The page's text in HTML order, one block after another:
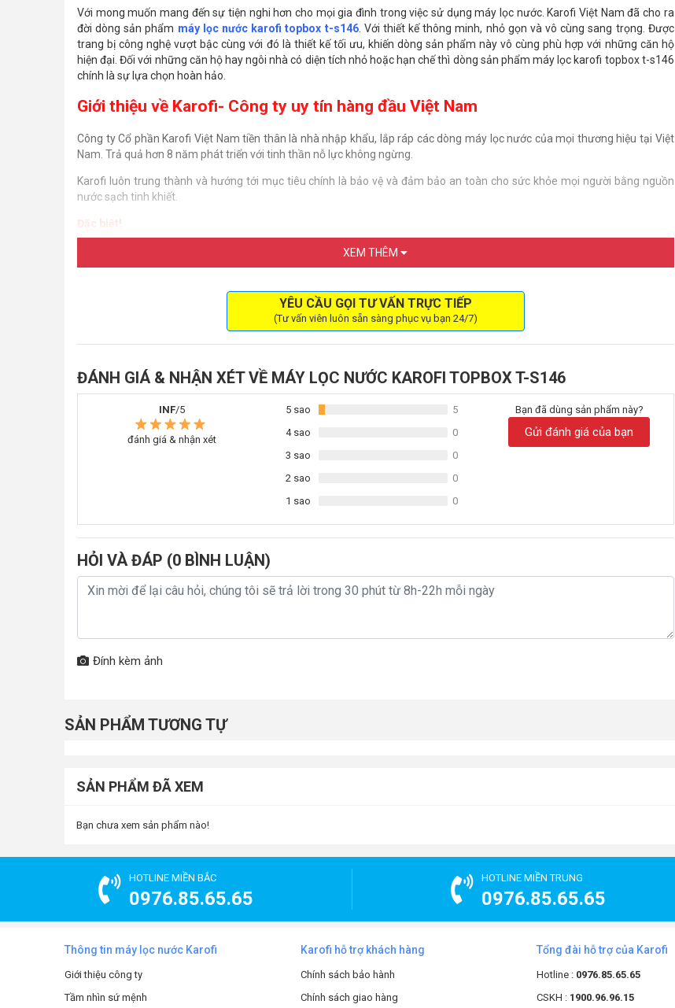
Với mong muốn mang đến sự tiện nghi hơn cho mọi gia đình trong việc sử dụng máy lọc nước. Karofi Việt Nam đã cho ra
đời dòng sản phẩm máy lọc nước karofi topbox t-s146. Với thiết kế thông minh, nhỏ gọn và vô cùng sang trọng. Được
trang bị công nghệ vượt bậc cùng với đó là thiết kế tối ưu, khiến dòng sản phẩm này vô cùng phù hợp với những căn hộ
hiện đại. Đối với những căn hộ hay ngôi nhà có diện tích nhỏ hoặc hạn chế thì dòng sản phẩm máy lọc karofi topbox t-s146
chính là sự lựa chọn hoàn hảo.
Giới thiệu về Karofi- Công ty uy tín hàng đầu Việt Nam
Công ty Cổ phần Karofi Việt Nam tiền thân là nhà nhập khẩu, lắp ráp các dòng máy lọc nước của mọi thương hiệu tại Việt
Nam. Trả quả hơn 8 năm phát triển với tinh thần nỗ lực không ngừng.
Karofi luôn trung thành và hướng tới mục tiêu chính là bảo vệ và đảm bảo an toàn cho sức khỏe mọi người bằng nguồn
nước sạch tinh khiết.
Đặc biệt!
Các sản phẩm mà công ty sản xuất đã đạt nhiều giải thưởng cao quý được nhà nước công nhận. Trải quả nhiều quy trình
kiệm duyệt gắt gao, Karofi là thương hiệu đầu tiên và duy nhất đạt chứng nhậnQCVN 6-1: 2010/BYTdo Viện Sức Khỏe
Nhà máy lọc nước Karofi
bạn và gia đình những dòng máy hiện đại và tiên tiến nhất.
Dòng máy lọc Karofi Topbox T-s146 là một trong các sản phẩm thông minh được Karofi ra mắt với
XEM THÊM
YÊU CẦU GỌI TƯ VẤN TRỰC TIẾP
(Tư vấn viên luôn sẵn sàng phục vụ bạn 24/7)
ĐÁNH GIÁ & NHẬN XÉT VỀ MÁY LỌC NƯỚC KAROFI TOPBOX T-S146
INF/5
đánh giá & nhận xét
5 sao
5
4 sao
0
3 sao
0
2 sao
0
1 sao
0
Bạn đã dùng sản phẩm này?
Gửi đánh giá của bạn
HỎI VÀ ĐÁP (0 BÌNH LUẬN)
Đính kèm ảnh
SẢN PHẨM TƯƠNG TỰ
SẢN PHẨM ĐÃ XEM
Bạn chưa xem sản phẩm nào!
HOTLINE MIỀN BẮC
0976.85.65.65
HOTLINE MIỀN TRUNG
0976.85.65.65
Thông tin máy lọc nước Karofi
Giới thiệu công ty
Tầm nhìn sứ mệnh
Karofi hỗ trợ khách hàng
Chính sách bảo hành
Chính sách giao hàng
Tổng đài hỗ trợ của Karofi
Hotline : 0976.85.65.65
CSKH : 1900.96.96.15